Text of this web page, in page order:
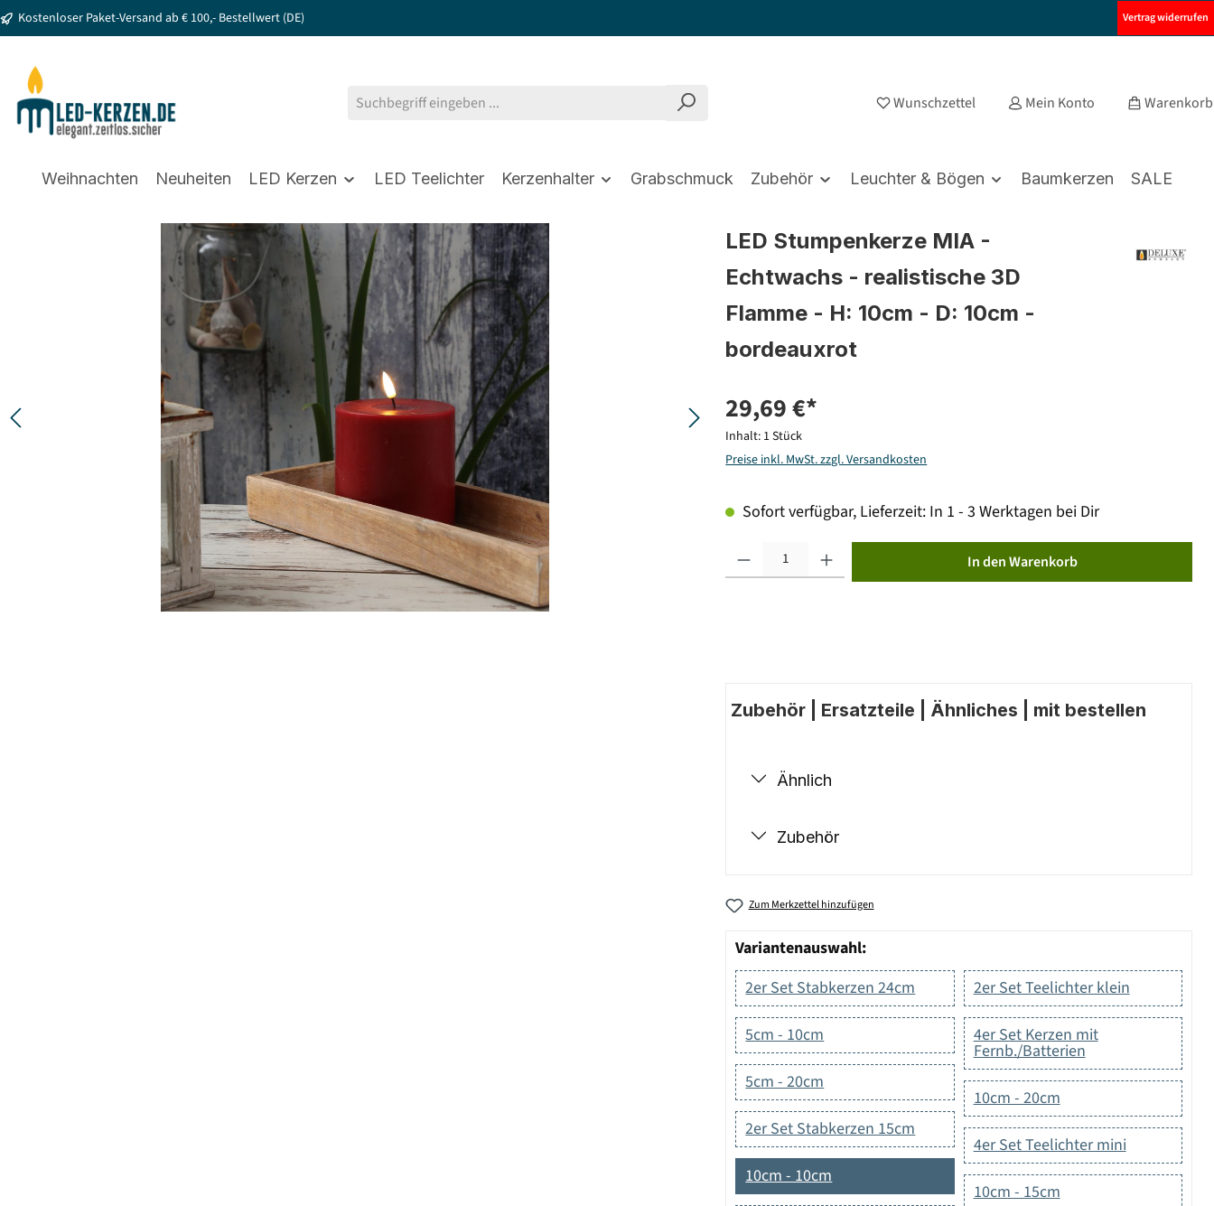
Zur Hauptnavigation springen
Kostenloser Paket-Versand ab € 100,- Bestellwert (DE) Vertrag widerrufen
Wunschzettel Mein Konto Warenkorb
Weihnachten Neuheiten LED Kerzen LED Teelichter Kerzenhalter Grabschmuck Zubehör Leuchter & Bögen Baumkerzen SALE
Bildergalerie überspringen
LED Stumpenkerze MIA -
Echtwachs - realistische 3D
Flamme - H: 10cm - D: 10cm -
bordeauxrot
29,69 €*
Inhalt: 1 Stück
Preise inkl. MwSt. zzgl. Versandkosten
Sofort verfügbar, Lieferzeit: In 1 - 3 Werktagen bei Dir
In den Warenkorb
Zubehör | Ersatzteile | Ähnliches | mit bestellen
Ähnlich
Zubehör
Zum Merkzettel hinzufügen
Variantenauswahl:
2er Set Stabkerzen 24cm
2er Set Teelichter klein
5cm - 10cm 4er Set Kerzen mit
Fernb./Batterien
5cm - 20cm
10cm - 20cm
2er Set Stabkerzen 15cm
4er Set Teelichter mini
10cm - 10cm
10cm - 15cm